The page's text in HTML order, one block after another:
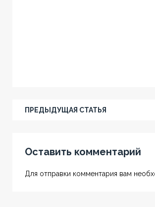
ПРЕДЫДУЩАЯ СТАТЬЯ
Оставить комментарий
Для отправки комментария вам